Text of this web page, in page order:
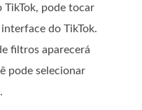
TikTok, pode tocar
do TikTok.
filtros aparecerá
pode selecionar